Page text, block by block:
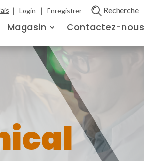
| Login | Enregistrer Recherche
Magasin Contactez-nous